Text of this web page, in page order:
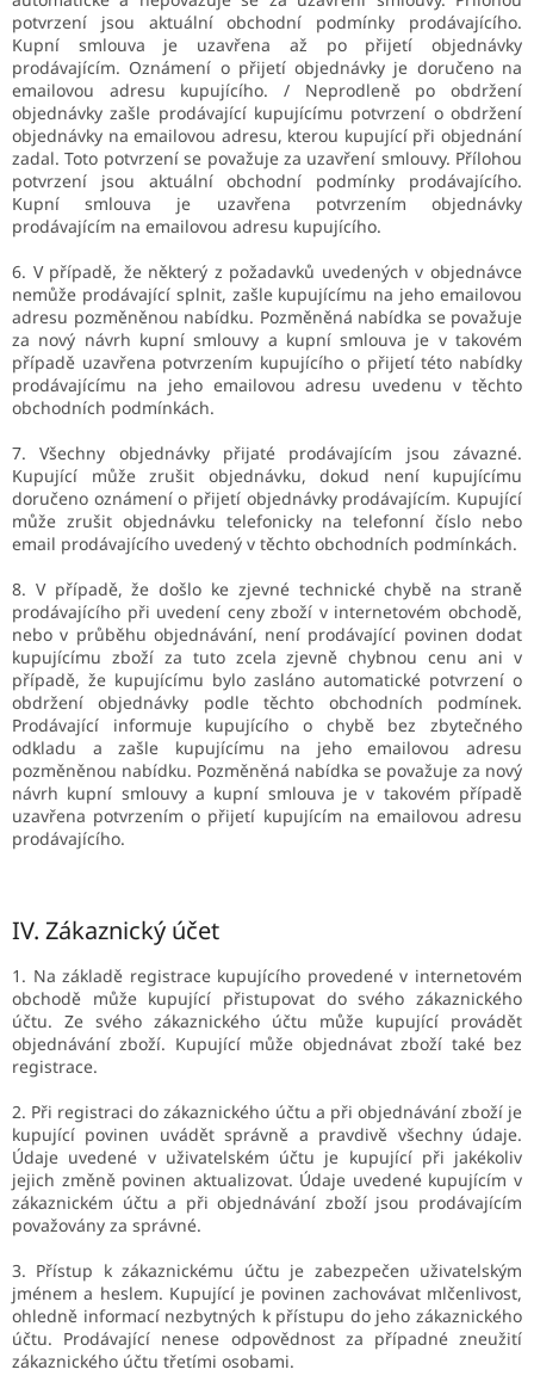
potvrzení jsou aktuální obchodní podmínky prodávajícího.
Kupní smlouva je uzavřena až po přijetí objednávky
prodávajícím. Oznámení o přijetí objednávky je doručeno na
emailovou adresu kupujícího. / Neprodleně po obdržení
objednávky zašle prodávající kupujícímu potvrzení o obdržení
objednávky na emailovou adresu, kterou kupující při objednání
zadal. Toto potvrzení se považuje za uzavření smlouvy. Přílohou
potvrzení jsou aktuální obchodní podmínky prodávajícího.
Kupní smlouva je uzavřena potvrzením objednávky
prodávajícím na emailovou adresu kupujícího.
6. V případě, že některý z požadavků uvedených v objednávce
nemůže prodávající splnit, zašle kupujícímu na jeho emailovou
adresu pozměněnou nabídku. Pozměněná nabídka se považuje
za nový návrh kupní smlouvy a kupní smlouva je v takovém
případě uzavřena potvrzením kupujícího o přijetí této nabídky
prodávajícímu na jeho emailovou adresu uvedenu v těchto
obchodních podmínkách.
7. Všechny objednávky přijaté prodávajícím jsou závazné.
Kupující může zrušit objednávku, dokud není kupujícímu
doručeno oznámení o přijetí objednávky prodávajícím. Kupující
může zrušit objednávku telefonicky na telefonní číslo nebo
email prodávajícího uvedený v těchto obchodních podmínkách.
8. V případě, že došlo ke zjevné technické chybě na straně
prodávajícího při uvedení ceny zboží v internetovém obchodě,
nebo v průběhu objednávání, není prodávající povinen dodat
kupujícímu zboží za tuto zcela zjevně chybnou cenu ani v
případě, že kupujícímu bylo zasláno automatické potvrzení o
obdržení objednávky podle těchto obchodních podmínek.
Prodávající informuje kupujícího o chybě bez zbytečného
odkladu a zašle kupujícímu na jeho emailovou adresu
pozměněnou nabídku. Pozměněná nabídka se považuje za nový
návrh kupní smlouvy a kupní smlouva je v takovém případě
uzavřena potvrzením o přijetí kupujícím na emailovou adresu
prodávajícího.
IV. Zákaznický účet
1. Na základě registrace kupujícího provedené v internetovém
obchodě může kupující přistupovat do svého zákaznického
účtu. Ze svého zákaznického účtu může kupující provádět
objednávání zboží. Kupující může objednávat zboží také bez
registrace.
2. Při registraci do zákaznického účtu a při objednávání zboží je
kupující povinen uvádět správně a pravdivě všechny údaje.
Údaje uvedené v uživatelském účtu je kupující při jakékoliv
jejich změně povinen aktualizovat. Údaje uvedené kupujícím v
zákaznickém účtu a při objednávání zboží jsou prodávajícím
považovány za správné.
3. Přístup k zákaznickému účtu je zabezpečen uživatelským
jménem a heslem. Kupující je povinen zachovávat mlčenlivost,
ohledně informací nezbytných k přístupu do jeho zákaznického
účtu. Prodávající nenese odpovědnost za případné zneužití
zákaznického účtu třetími osobami.